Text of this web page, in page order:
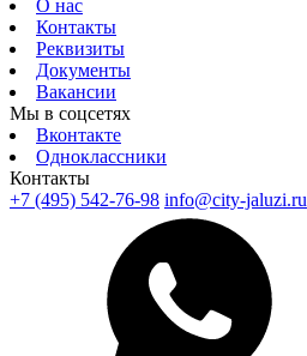
О нас
Контакты
Реквизиты
Документы
Вакансии
Мы в соцсетях
Вконтакте
Одноклассники
Контакты
+7 (495) 542-76-98 info@city-jaluzi.ru